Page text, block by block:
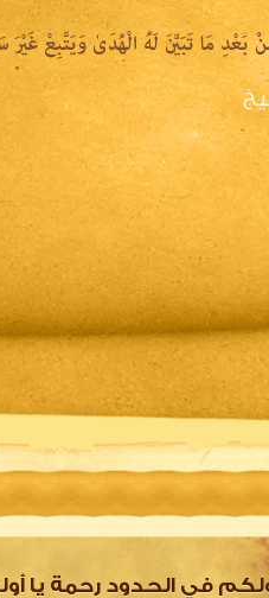
الشيخ المكتبة
في الحدود رحمة يا